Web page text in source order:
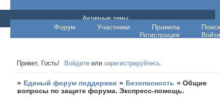
Единый форум поддержки
Форум Участники Правила
Поиск
Регистрация
Войти
Активные темы
Привет, Гость! Войдите илизарегистрируйтесь.
» Единый форум поддержки » Безопасность »Общие
вопросы по защите форума. Экспресс-помощь.